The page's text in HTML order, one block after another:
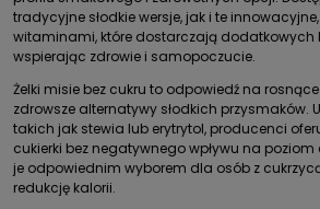
tradycyjne słodkie wersje, jak i te
witaminami, które dostarczają dodatkowych
wspierając zdrowie i samopoczucie.
Żelki misie bez cukru to odpowiedź na
zdrowsze alternatywy słodkich przysmaków.
takich jak stewia lub erytrytol, producenci
cukierki bez negatywnego wpływu na poziom
je odpowiednim wyborem dla osób z
redukcję kalorii.